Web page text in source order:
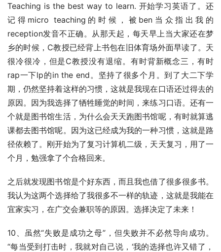
Teaching is the best way to learn. 开始学习英语了。还
记得micro teaching的时候，被ben当众指出我的
reception发音不正确。从那天起，每天早上当大家还在梦
乡的时候，C教授已经背上书包在旧体育场外面早读了。天
很冷很冷，但是C教授没有退缩。有时背新概念三，有时
rap一下lp的in the end。坚持了很多个月。到了大二下学
期，仍然坚持着这样的习惯，这就是我现在口语还过得去的
原因。因为我选择了牺牲睡觉的时间，来练习口语。还有一
个就是图书馆生活，为什么会天天跑图书馆呢，有时就算逃
课都去图书馆呢。因为这已经成为我的一种习惯，这就是路
径依赖了。刚开始为了复习计算机二级，天天复习，用了一
个月，勉强拿了个合格回来。
之后就发现图书馆是个好东西，而且我也借了很多很多书。
我认为这两个选择给了我很多不一样的轨迹，这就是我能在
宜家实习，在广交会兼职等的原因。选择决定了未来！
10、虽然“失败是成功之母”，但失败并不必然导向成功。
“每当受到打击时，我就对自己说，‘我的选择也许又错了，